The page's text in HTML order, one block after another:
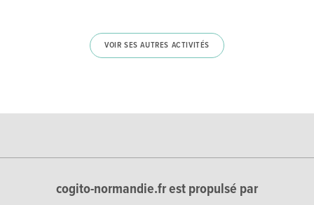
VOIR SES AUTRES ACTIVITÉS
cogito-normandie.fr est propulsé par